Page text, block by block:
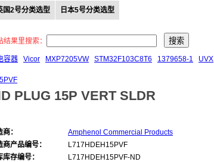
国2号分类选型 日本5号分类选型
结果里搜索：
容器 Vicor MXP7205VW STM32F103C8T6 1379658-1 UVX
PLUG 15P VERT SLDR
：
Amphenol Commercial Products
商产品编号：
L717HDEH15PVF
库存编号：
L717HDEH15PVF-ND